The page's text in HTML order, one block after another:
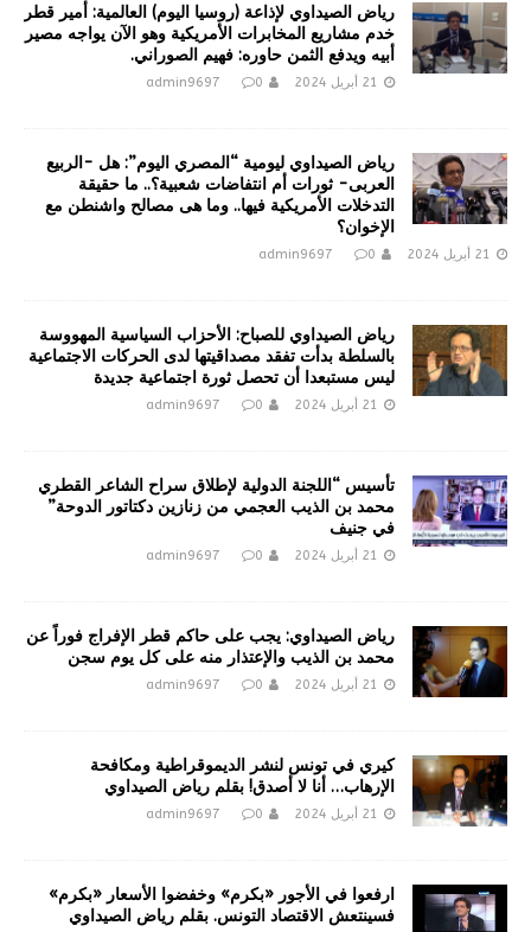
رياض الصيداوي لإذاعة (روسيا اليوم) العالمية: أمير قطر
خدم مشاريع المخابرات الأمريكية وهو الآن يواجه مصير
أبيه ويدفع الثمن حاوره: فهيم الصوراني.
21 أبريل 2024 admin9697 0
رياض الصيداوي ليومية “المصري اليوم”: هل -الربيع
العربى- ثورات أم انتفاضات شعبية؟.. ما حقيقة
التدخلات الأمريكية فيها.. وما هى مصالح واشنطن مع
الإخوان؟
21 أبريل 2024 admin9697 0
رياض الصيداوي للصباح: الأحزاب السياسية المهووسة
بالسلطة بدأت تفقد مصداقيتها لدى الحركات الاجتماعية
ليس مستبعدا أن تحصل ثورة اجتماعية جديدة
21 أبريل 2024 admin9697 0
تأسيس “اللجنة الدولية لإطلاق سراح الشاعر القطري
محمد بن الذيب العجمي من زنازين دكتاتور الدوحة”
في جنيف
21 أبريل 2024 admin9697 0
رياض الصيداوي: يجب على حاكم قطر الإفراج فوراً عن
محمد بن الذيب والإعتذار منه على كل يوم سجن
21 أبريل 2024 admin9697 0
كيري في تونس لنشر الديموقراطية ومكافحة
الإرهاب… أنا لا أصدق! بقلم رياض الصيداوي
21 أبريل 2024 admin9697 0
ارفعوا في الأجور «بكرم» وخفضوا الأسعار «بكرم»
فسينتعش الاقتصاد التونس. بقلم رياض الصيداوي